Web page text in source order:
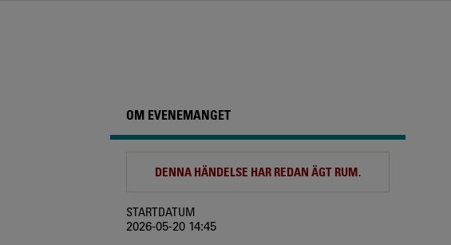
OM EVENEMANGET
DENNA HÄNDELSE HAR REDAN ÄGT RUM.
STARTDATUM
2026-05-20 14:45